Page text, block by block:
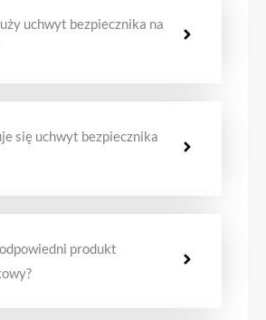
uchwyt bezpiecznika na
się uchwyt bezpiecznika
produkt